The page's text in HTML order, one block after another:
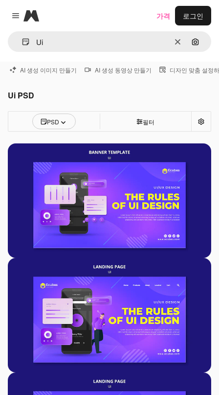
Close menu
Magnific
지우기이미지
가격 로그인
AI 생성 이미지 만들기 AI 생성 동영상 만들기 디자인 맞춤 설정
Ui PSD
PSD 필터